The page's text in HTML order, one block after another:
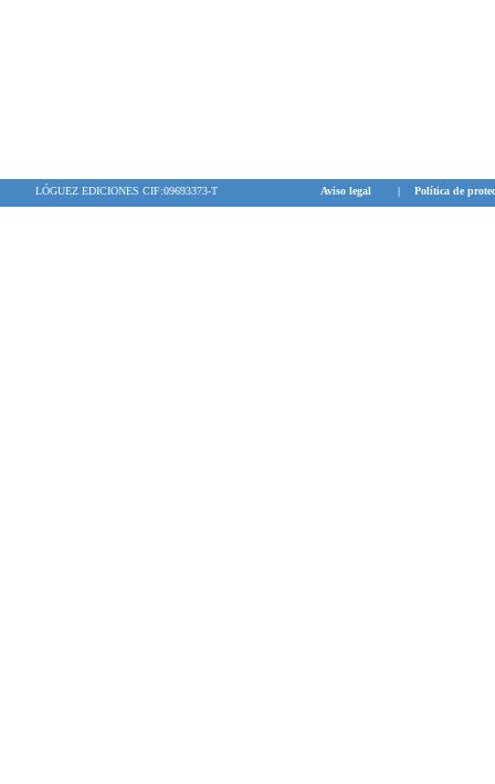
LÓGUEZ EDICIONES CIF:09693373-T Aviso legal | Política de